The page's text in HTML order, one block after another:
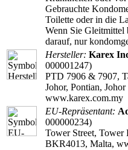
Gebrauchte
Toilette oder in die
Wenn Sie Gleitmittel
darauf, nur
Hersteller: Karex
000001247)
PTD 7906 & 7907,
Johor, Pontian,
www.karex.com.my
EU-Repräsentant:
000000234)
Tower Street, Tower
BKR4013, Malta,